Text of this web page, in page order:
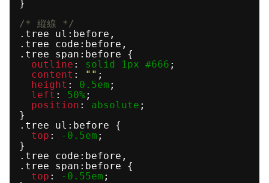
}
/* 縦線 */
.tree ul:before,
.tree code:before,
.tree span:before {
outline : solid 1px #666 ;
content : "" ;
height : 0.5em ;
left : 50%;
position : absolute ;
}
.tree ul:before {
top : -0.5em ;
}
.tree code:before,
.tree span:before {
top : -0.55em ;